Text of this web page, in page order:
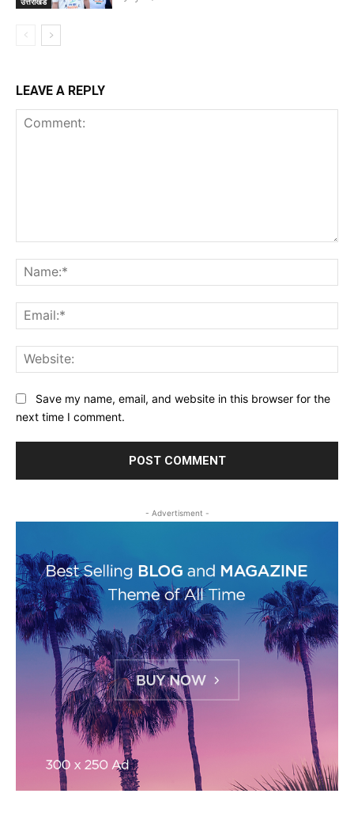
LEAVE A REPLY
Save my name, email, and website in this browser for the
next time I comment.
- Advertisment -